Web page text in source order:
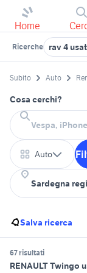
Home
Ricerche rav 4
Subito Auto
Cosa cerchi?
Auto
Salva ricerca
67 risultati
RENAULT Twingo